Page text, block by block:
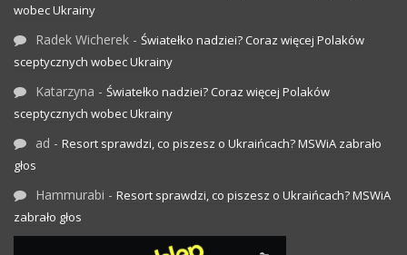
wobec Ukrainy
Radek Wicherek - Światełko nadziei? Coraz więcej Polaków
sceptycznych wobec Ukrainy
Katarzyna - Światełko nadziei? Coraz więcej Polaków
sceptycznych wobec Ukrainy
ad - Resort sprawdzi, co piszesz o Ukraińcach? MSWiA zabrało
głos
Hammurabi - Resort sprawdzi, co piszesz o Ukraińcach? MSWiA
zabrało głos